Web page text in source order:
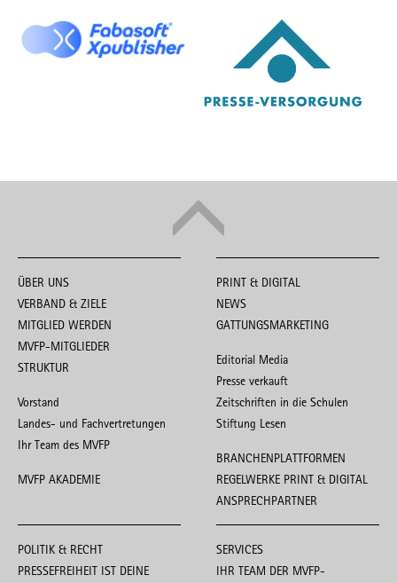
ÜBER UNS
VERBAND & ZIELE
MITGLIED WERDEN
MVFP-MITGLIEDER
STRUKTUR
Vorstand
Landes- und Fachvertretungen
Ihr Team des MVFP
MVFP AKADEMIE
PRINT & DIGITAL
NEWS
GATTUNGSMARKETING
Editorial Media
Presse verkauft
Zeitschriften in die Schulen
Stiftung Lesen
BRANCHENPLATTFORMEN
REGELWERKE PRINT & DIGITAL
ANSPRECHPARTNER
POLITIK & RECHT
PRESSEFREIHEIT IST DEINE
SERVICES
IHR TEAM DER MVFP-